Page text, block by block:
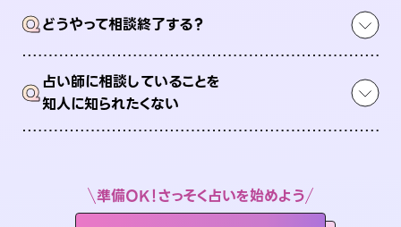
Qどうやって相談終了する？
Q占い師に相談していることを
知人に知られたくない
準備OK！さっそく占いを始めよう